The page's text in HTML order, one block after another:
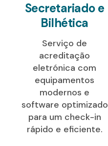
Secretariado e
Bilhética
Serviço de
acreditação
eletrónica com
equipamentos
modernos e
software optimizado
para um check-in
rápido e eficiente.